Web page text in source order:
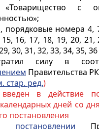
с
порядковые номера 4,
16, 17, 18, 19, 20, 21,
30, 31, 32, 33, 34, 35,
силу в
Правительства
стар. ред.)
в действие
дней со
постановления
постановлении